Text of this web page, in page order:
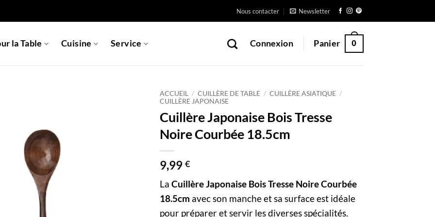
Nous contacter Newsletter
la Table Cuisine Service Connexion Panier 0
ACCUEIL / CUILLÈRE DE TABLE / CUILLÈRE ASIATIQUE /
CUILLÈRE JAPONAISE
Cuillère Japonaise Bois Tresse
Noire Courbée 18.5cm
9,99 €
La Cuillère Japonaise Bois Tresse Noire Courbée
18.5cm avec son manche et sa surface est idéale
pour préparer et servir les diverses spécialités.